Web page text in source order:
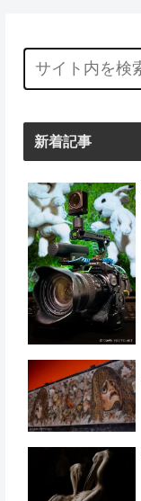
新着記事